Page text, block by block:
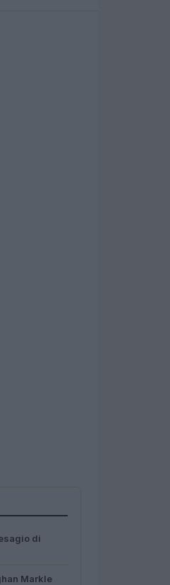
di
Markle